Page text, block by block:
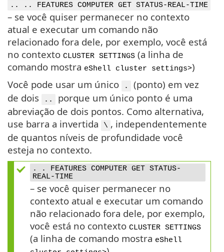
.. .. FEATURES COMPUTER GET STATUS-REAL-TIME
– se você quiser permanecer no contexto
atual e executar um comando não
relacionado fora dele, por exemplo, você está
no contexto CLUSTER SETTINGS (a linha de
comando mostra eShell cluster settings>)
Você pode usar um único
.
(ponto) em vez
de dois
..
porque um único ponto é uma
abreviação de dois pontos. Como alternativa,
use barra a invertida
\ , independentemente
de quantos níveis de profundidade você
esteja no contexto.
. . FEATURES COMPUTER GET STATUS-
REAL-TIME
– se você quiser permanecer no
contexto atual e executar um comando
não relacionado fora dele, por exemplo,
você está no contexto CLUSTER SETTINGS
(a linha de comando mostra eShell